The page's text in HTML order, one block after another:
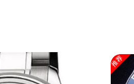
推荐